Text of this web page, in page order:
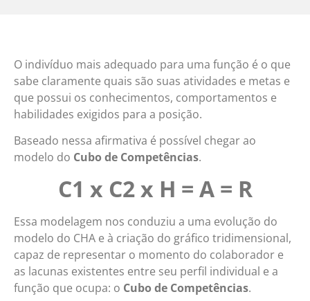
O indivíduo mais adequado para uma função é o que
sabe claramente quais são suas atividades e metas e
que possui os conhecimentos, comportamentos e
habilidades exigidos para a posição.
Baseado nessa afirmativa é possível chegar ao
modelo do Cubo de Competências.
C1 x C2 x H = A = R
Essa modelagem nos conduziu a uma evolução do
modelo do CHA e à criação do gráfico tridimensional,
capaz de representar o momento do colaborador e
as lacunas existentes entre seu perfil individual e a
função que ocupa: o Cubo de Competências.